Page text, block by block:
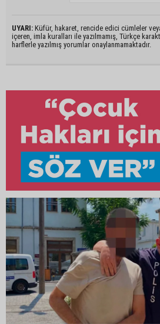
UYARI: Küfür, hakaret, rencide edici cümleler
içeren, imla kuralları ile yazılmamış, Türkçe
harflerle yazılmış yorumlar onaylanmamaktadır.